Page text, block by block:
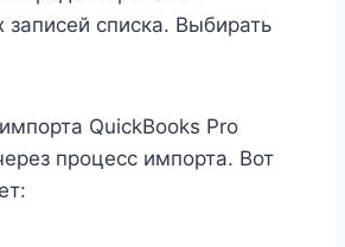
записей списка. Выбирать
QuickBooks Pro
процесс импорта. Вот